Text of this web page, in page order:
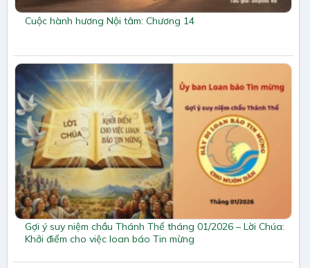
Cuộc hành hương Nội tâm: Chương 14
Gợi ý suy niệm chầu Thánh Thể tháng 01/2026 – Lời Chúa:
Khởi điểm cho việc loan báo Tin mừng